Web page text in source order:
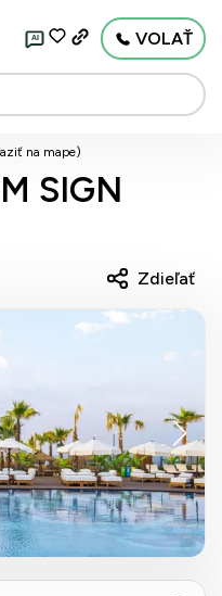
AI VOLAŤ
na mape)
SIGN
Zdieľať